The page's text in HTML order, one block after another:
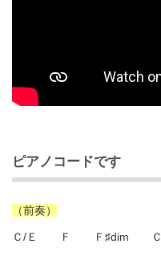
ピアノコードです
（前奏）
Ｃ/Ｅ Ｆ Ｆ♯dim Ｃ